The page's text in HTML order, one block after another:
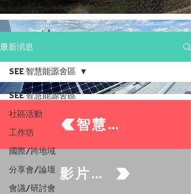
最新消息
SEE 智慧能源舍區
社區活動
工作坊
國際/跨地域
分享會/論壇
會議/研討會
SEE 智慧能源舍區
智慧能源住戶
影片及資源